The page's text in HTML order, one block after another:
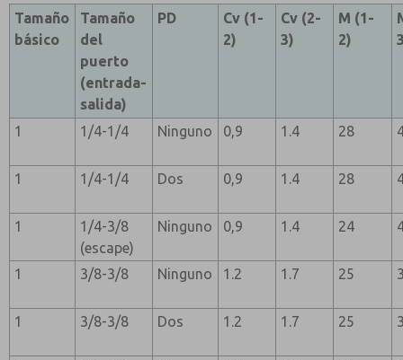
Tamaño
básico
Tamaño
del
puerto
(entrada-
salida)
PD
Cv (1-
2)
Cv (2-
3)
M (1-
2)
1 1/4-1/4 Ninguno 0,9 1.4 28
1 1/4-1/4 Dos 0,9 1.4 28
1
1/4-3/8
(escape)
Ninguno 0,9 1.4 24
1 3/8-3/8 Ninguno 1.2 1.7 25
1 3/8-3/8 Dos 1.2 1.7 25